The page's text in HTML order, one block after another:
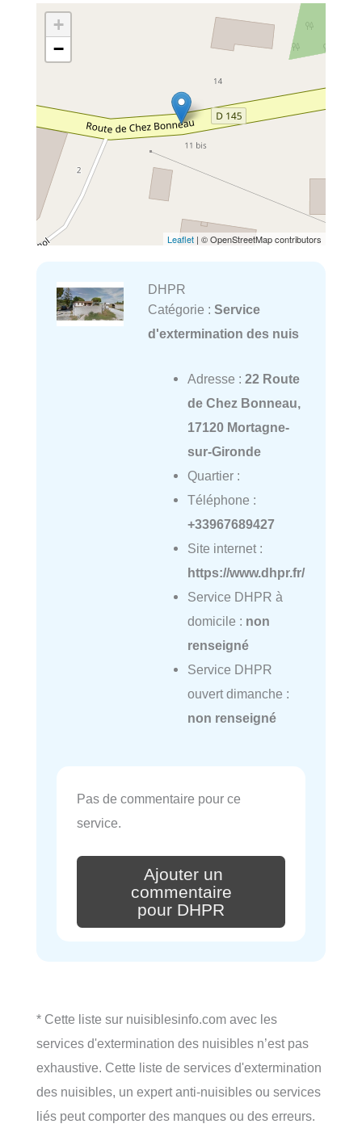
+
−
Leaflet | © OpenStreetMap contributors
DHPR
Catégorie : Service
d'extermination des nuis
Adresse : 22 Route
de Chez Bonneau,
17120 Mortagne-
sur-Gironde
Quartier :
Téléphone :
+33967689427
Site internet :
https://www.dhpr.fr/
Service DHPR à
domicile : non
renseigné
Service DHPR
ouvert dimanche :
non renseigné
Pas de commentaire pour ce
service.
Ajouter un
commentaire
pour DHPR
* Cette liste sur nuisiblesinfo.com avec les
services d'extermination des nuisibles n’est pas
exhaustive. Cette liste de services d'extermination
des nuisibles, un expert anti-nuisibles ou services
liés peut comporter des manques ou des erreurs.